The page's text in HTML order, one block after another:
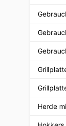
Herde